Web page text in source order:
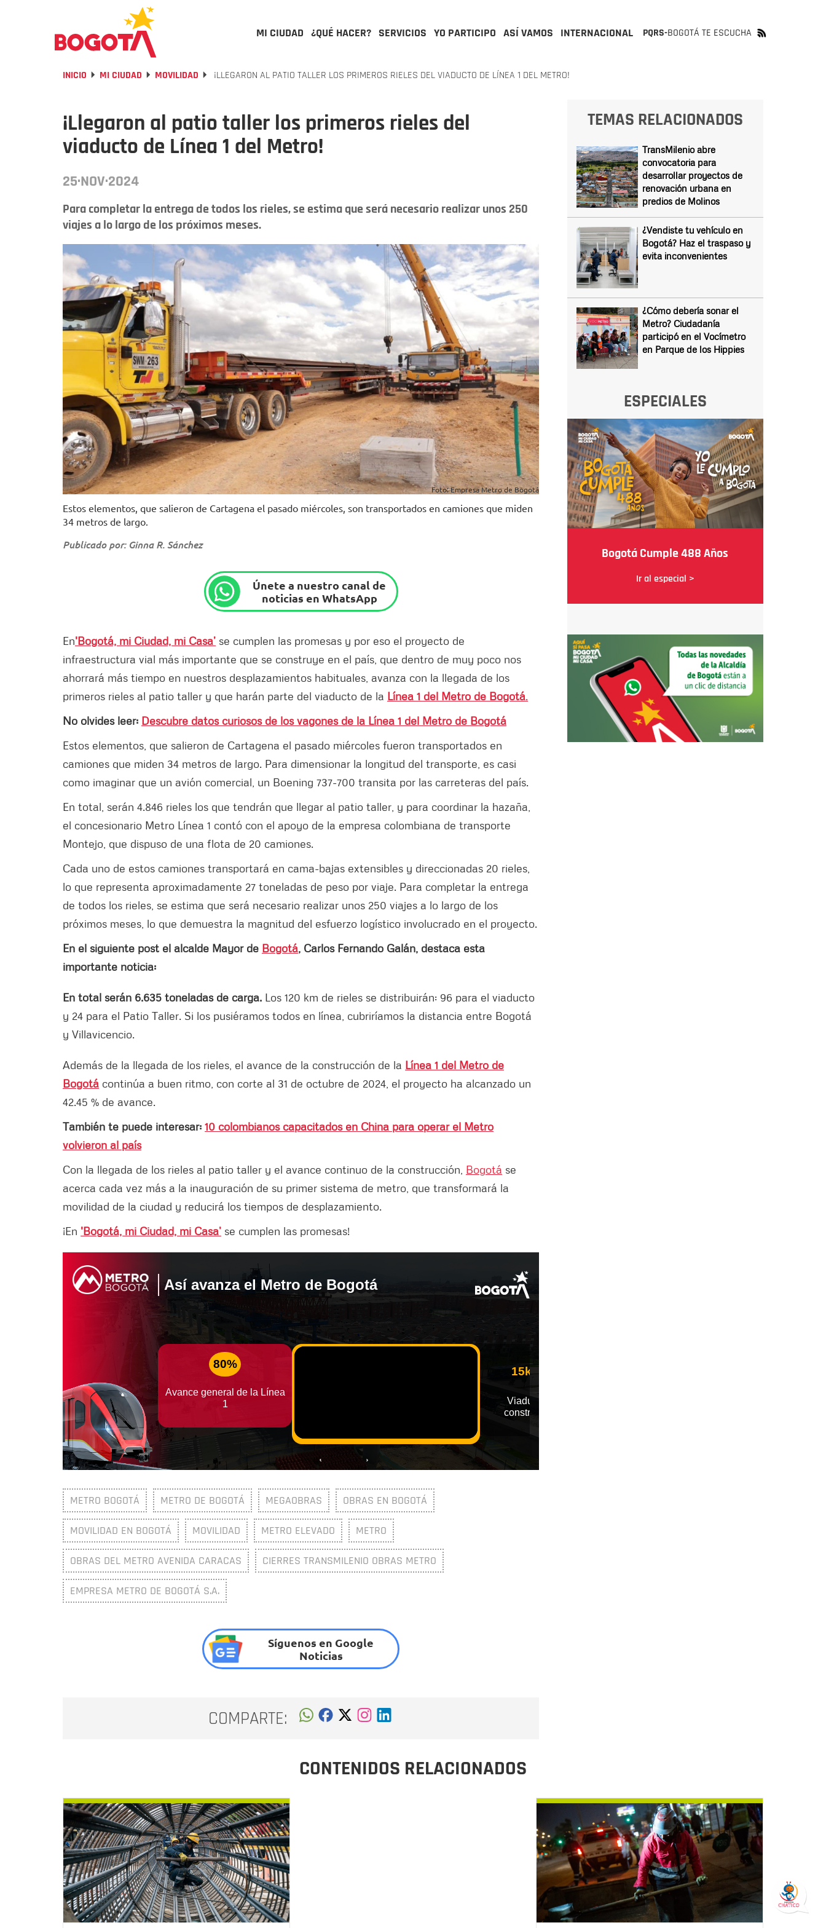
MI CIUDAD ¿QUÉ HACER? SERVICIOS YO PARTICIPO ASÍ VAMOS INTERNACIONAL PQRS-BOGOTÁ TE ESCUCHA
INICIO MI CIUDAD MOVILIDAD ¡LLEGARON AL PATIO TALLER LOS PRIMEROS RIELES DEL VIADUCTO DE LÍNEA 1 DEL METRO!
¡Llegaron al patio taller los primeros rieles del
viaducto de Línea 1 del Metro!
25·NOV·2024
Para completar la entrega de todos los rieles, se estima que será necesario realizar unos 250
viajes a lo largo de los próximos meses.
Foto: Empresa Metro de Bogotá
Estos elementos, que salieron de Cartagena el pasado miércoles, son transportados en camiones que miden
34 metros de largo.
Publicado por: Ginna R. Sánchez
Únete a nuestro canal de
noticias en WhatsApp
En'Bogotá, mi Ciudad, mi Casa’ se cumplen las promesas y por eso el proyecto de
infraestructura vial más importante que se construye en el país, que dentro de muy poco nos
ahorrará más tiempo en nuestros desplazamientos habituales, avanza con la llegada de los
primeros rieles al patio taller y que harán parte del viaducto de la Línea 1 del Metro de Bogotá.
No olvides leer: Descubre datos curiosos de los vagones de la Línea 1 del Metro de Bogotá
Estos elementos, que salieron de Cartagena el pasado miércoles fueron transportados en
camiones que miden 34 metros de largo. Para dimensionar la longitud del transporte, es casi
como imaginar que un avión comercial, un Boening 737-700 transita por las carreteras del país.
En total, serán 4.846 rieles los que tendrán que llegar al patio taller, y para coordinar la hazaña,
el concesionario Metro Línea 1 contó con el apoyo de la empresa colombiana de transporte
Montejo, que dispuso de una flota de 20 camiones.
Cada uno de estos camiones transportará en cama-bajas extensibles y direccionadas 20 rieles,
lo que representa aproximadamente 27 toneladas de peso por viaje. Para completar la entrega
de todos los rieles, se estima que será necesario realizar unos 250 viajes a lo largo de los
próximos meses, lo que demuestra la magnitud del esfuerzo logístico involucrado en el proyecto.
En el siguiente post el alcalde Mayor de Bogotá, Carlos Fernando Galán, destaca esta
importante noticia:
En total serán 6.635 toneladas de carga. Los 120 km de rieles se distribuirán: 96 para el viaducto
y 24 para el Patio Taller. Si los pusiéramos todos en línea, cubriríamos la distancia entre Bogotá
y Villavicencio.
Además de la llegada de los rieles, el avance de la construcción de la Línea 1 del Metro de
Bogotá continúa a buen ritmo, con corte al 31 de octubre de 2024, el proyecto ha alcanzado un
42.45 % de avance.
También te puede interesar: 10 colombianos capacitados en China para operar el Metro
volvieron al país
Con la llegada de los rieles al patio taller y el avance continuo de la construcción, Bogotá se
acerca cada vez más a la inauguración de su primer sistema de metro, que transformará la
movilidad de la ciudad y reducirá los tiempos de desplazamiento.
¡En 'Bogotá, mi Ciudad, mi Casa’ se cumplen las promesas!
METRO BOGOTÁ METRO DE BOGOTÁ MEGAOBRAS OBRAS EN BOGOTÁ
MOVILIDAD EN BOGOTÁ MOVILIDAD METRO ELEVADO METRO
OBRAS DEL METRO AVENIDA CARACAS CIERRES TRANSMILENIO OBRAS METRO
EMPRESA METRO DE BOGOTÁ S.A.
Síguenos en Google
Noticias
COMPARTE:
TEMAS RELACIONADOS
TransMilenio abre
convocatoria para
desarrollar proyectos de
renovación urbana en
predios de Molinos
¿Vendiste tu vehículo en
Bogotá? Haz el traspaso y
evita inconvenientes
¿Cómo debería sonar el
Metro? Ciudadanía
participó en el Vocímetro
en Parque de los Hippies
ESPECIALES
Bogotá Cumple 488 Años
Ir al especial >
CONTENIDOS RELACIONADOS